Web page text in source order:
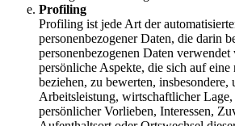
Profiling
Profiling ist jede Art der
personenbezogener Daten, die darin
personenbezogenen Daten
persönliche Aspekte, die sich auf eine
beziehen, zu bewerten, insbesondere,
Arbeitsleistung, wirtschaftlicher Lage,
persönlicher Vorlieben, Interessen,